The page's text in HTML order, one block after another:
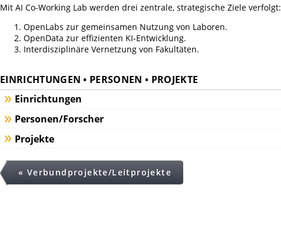
Mit AI Co-Working Lab werden drei zentrale, strategische Ziele verfolgt:
OpenLabs zur gemeinsamen Nutzung von Laboren.
OpenData zur effizienten KI-Entwicklung.
Interdisziplinäre Vernetzung von Fakultäten.
EINRICHTUNGEN • PERSONEN • PROJEKTE
Einrichtungen
Personen/Forscher
Projekte
« Verbundprojekte/Leitprojekte